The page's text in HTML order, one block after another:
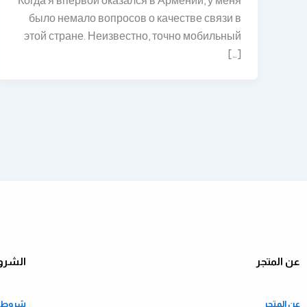
было немало вопросов о качестве связи в
этой стране. Неизвестно, точно мобильный
[…]
عن المتجر
عن المتجر شروط